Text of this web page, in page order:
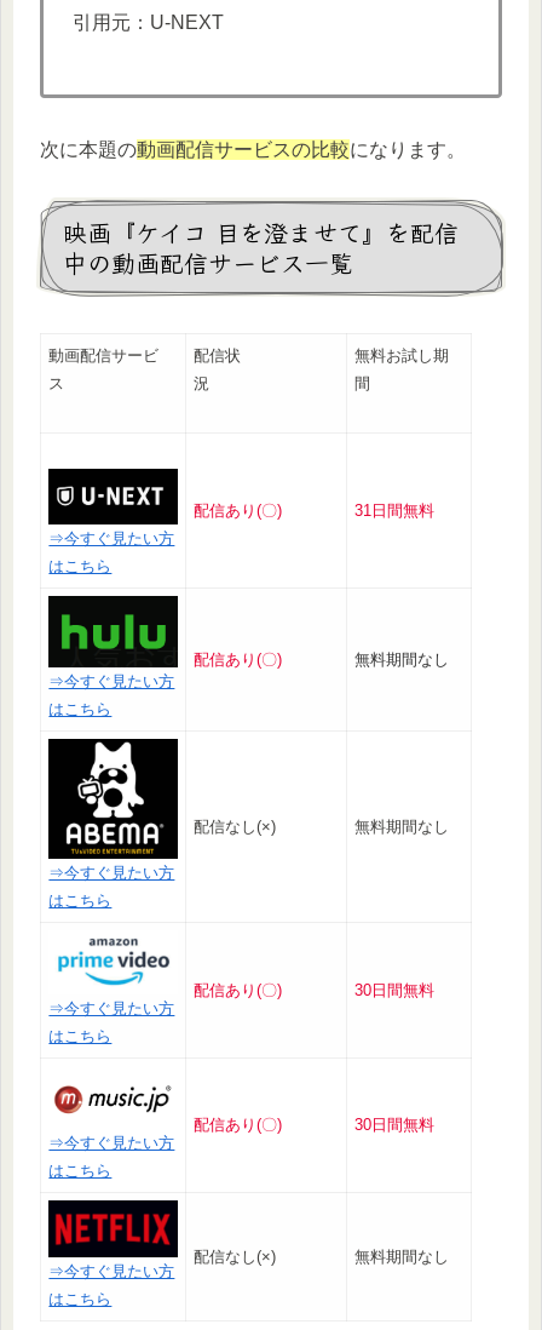
引用元：U-NEXT
次に本題の動画配信サービスの比較になります。
映画『ケイコ 目を澄ませて』を配信
中の動画配信サービス一覧
動画配信サービ
ス
配信状
況
無料お試し期
間
⇒今すぐ見たい方
はこちら
配信あり(〇) 31日間無料
⇒今すぐ見たい方
はこちら
配信あり(〇) 無料期間なし
⇒今すぐ見たい方
はこちら
配信なし(×) 無料期間なし
⇒今すぐ見たい方
はこちら
配信あり(〇) 30日間無料
⇒今すぐ見たい方
はこちら
配信あり(〇) 30日間無料
⇒今すぐ見たい方
はこちら
配信なし(×) 無料期間なし